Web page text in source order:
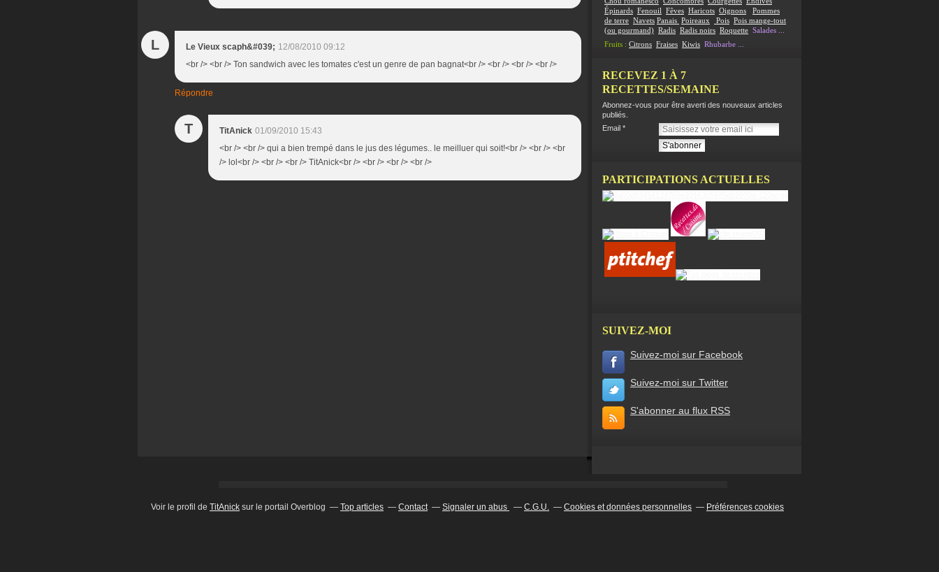
L Le Vieux scaph&#039; 12/08/2010 09:12
<br /> <br /> Ton sandwich avec les tomates c'est un genre de pan bagnat<br /> <br /> <br /> <br />
Répondre
T TitAnick 01/09/2010 15:43
<br /> <br /> qui a bien trempé dans le jus des légumes.. le meilluer qui soit!<br /> <br /> <br
/> lol<br /> <br /> <br /> TitAnick<br /> <br /> <br /> <br />
Épinards Fenouil Fêves Haricots Oignons
Pommes
de terre Navets Panais Poireaux Pois Pois mange-tout
(ou gourmand) Radis Radis noirs Roquette Salades
Fruits : Citrons Fraises Kiwis Rhubarbe
RECEVEZ 1 À 7
RECETTES/SEMAINE
Abonnez-vous pour être averti des nouveaux articles
publiés.
Email
PARTICIPATIONS ACTUELLES
SUIVEZ-MOI
Suivez-moi sur Facebook
Suivez-moi sur Twitter
S'abonner au flux RSS
Voir le profil de TitAnick sur le portail Overblog Top articles Contact Signaler un abus C.G.U. Cookies et données personnelles Préférences cookies